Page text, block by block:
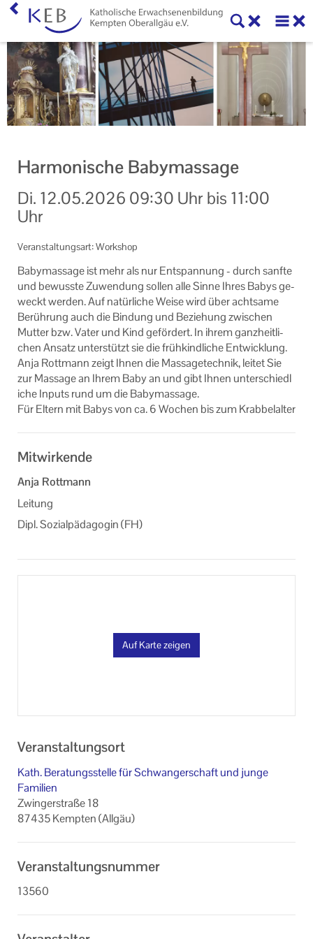
Harmonische Babymassage
Di. 12.05.2026 09:30 Uhr bis 11:00
Uhr
Veranstaltungsart: Workshop
Ba­by­mas­sa­ge ist mehr als nur Ent­span­nung - durch sanf­te
und be­wuss­te Zu­wen­dung sol­len alle Sinne Ihres Babys ge­
weckt wer­den. Auf na­tür­li­che Weise wird über acht­sa­me
Be­rüh­rung auch die Bin­dung und Be­zie­hung zwi­schen
Mut­ter bzw. Vater und Kind ge­för­dert. In ihrem ganz­heit­li­
chen An­satz un­ter­stützt sie die früh­kind­li­che Ent­wick­lung.
Anja Rott­mann zeigt Ihnen die Mas­sa­ge­tech­nik, lei­tet Sie
zur Mas­sa­ge an Ihrem Baby an und gibt Ihnen un­ter­schied­l
i­che In­puts rund um die Ba­by­mas­sa­ge.
Für El­tern mit Babys von ca. 6 Wo­chen bis zum Krab­bel­al­ter
Mitwirkende
Anja Rottmann
Leitung
Dipl. Sozialpädagogin (FH)
Auf Karte zeigen
Veranstaltungsort
Kath. Beratungsstelle für Schwangerschaft und junge
Familien
Zwingerstraße 18
87435 Kempten (Allgäu)
Veranstaltungsnummer
13560
Home
KEB Kempten Oberallgäu
Willkommen
Die KEB als e.V.
Veranstaltungen
Veranstaltungsorte der KEB Kempten Oberallgäu
Eltern-Kind-Gruppen
Online-Veranstaltungen
Kooperationen
Veranstaltungen im Bistum Augsburg
Mitglieder der KEB Kempten Oberallgäu
Links
Unser Auftrag